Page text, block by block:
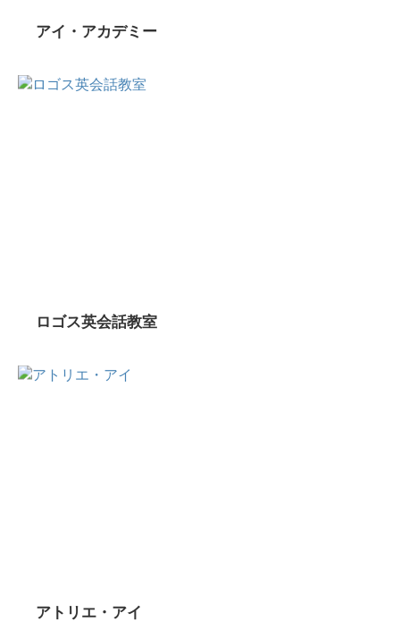
アイ・アカデミー
ロゴス英会話教室
アトリエ・アイ